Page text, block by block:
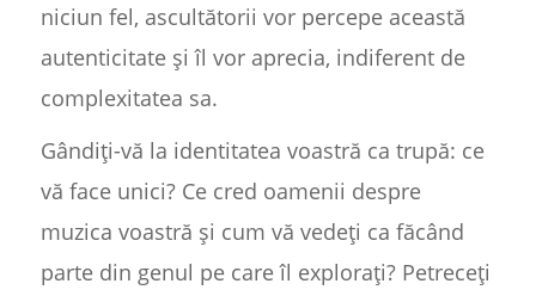
niciun fel, ascultătorii vor percepe această
autenticitate și îl vor aprecia, indiferent de
complexitatea sa.
Gândiți-vă la identitatea voastră ca trupă: ce
vă face unici? Ce cred oamenii despre
muzica voastră și cum vă vedeți ca făcând
parte din genul pe care îl explorați? Petreceți